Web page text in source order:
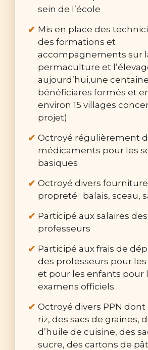
sein de l’école
Mis en place des
des formations et
accompagnements sur
permaculture et
aujourd’hui,une
bénéficiares formés et
environ 15 villages
projet)
Octroyé régulièrement
médicaments pour les
basiques
Octroyé divers
propreté : balais, sceau,
Participé aux salaires des
professeurs
Participé aux frais de
des professeurs pour
et pour les enfants pour
examens officiels
Octroyé divers PPN dont
riz, des sacs de graines,
d’huile de cuisine, des
sucre, des cartons de